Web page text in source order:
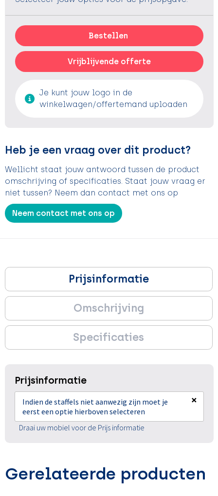
Bestellen
Vrijblijvende offerte
Je kunt jouw logo in de
winkelwagen/offertemand uploaden
Heb je een vraag over dit product?
Wellicht staat jouw antwoord tussen de product
omschrijving of specificaties. Staat jouw vraag er
niet tussen? Neem dan contact met ons op
Neem contact met ons op
Prijsinformatie
Omschrijving
Specificaties
Prijsinformatie
Indien de staffels niet aanwezig zijn moet je
eerst een optie hierboven selecteren
×
Draai uw mobiel voor de Prijs informatie
Gerelateerde producten